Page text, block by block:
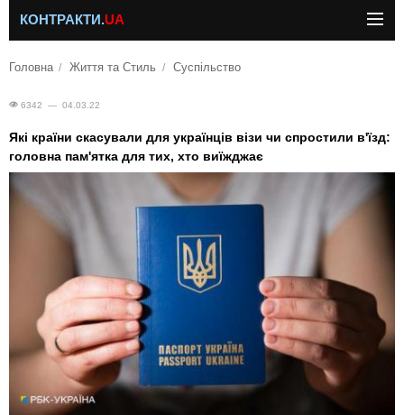
КОНТРАКТИ.UA
Головна Життя та Стиль Суспільство
6342 — 04.03.22
Які країни скасували для українців візи чи спростили в'їзд:
головна пам'ятка для тих, хто виїжджає